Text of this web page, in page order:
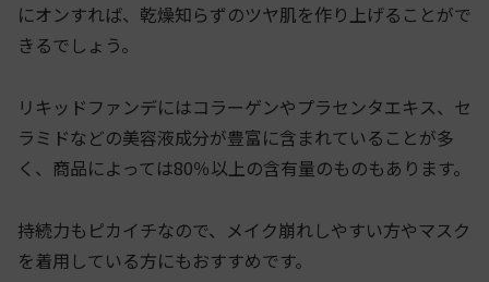
にオンすれば、乾燥知らずのツヤ肌を作り上げることがで
きるでしょう。
リキッドファンデにはコラーゲンやプラセンタエキス、セ
ラミドなどの美容液成分が豊富に含まれていることが多
く、商品によっては80％以上の含有量のものもあります。
持続力もピカイチなので、メイク崩れしやすい方やマスク
を着用している方にもおすすめです。